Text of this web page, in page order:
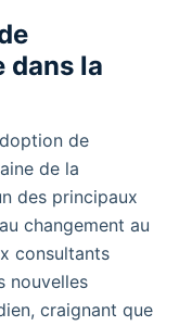
dans la
de
de la
des principaux
changement au
consultants
nouvelles
craignant que